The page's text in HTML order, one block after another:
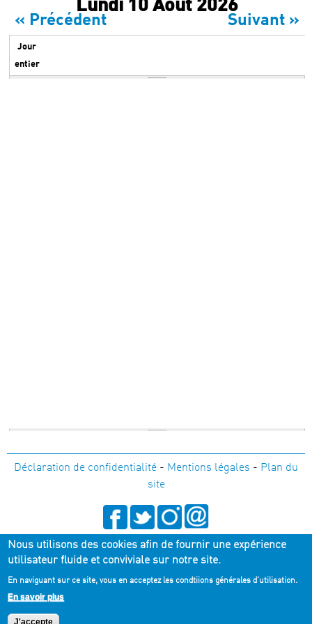
Lundi 10 Août 2026
« Précédent Suivant »
Jour
entier
Déclaration de confidentialité - Mentions légales - Plan du
site
05 56 33 36 80
Recevoir la Newsletter du TnBA
Nous utilisons des cookies afin de fournir une expérience
utilisateur fluide et conviviale sur notre site.
En naviguant sur ce site, vous en acceptez les condtiions générales d'utilisation.
En savoir plus
J'accepte